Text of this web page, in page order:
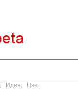
, Идея, Цвет